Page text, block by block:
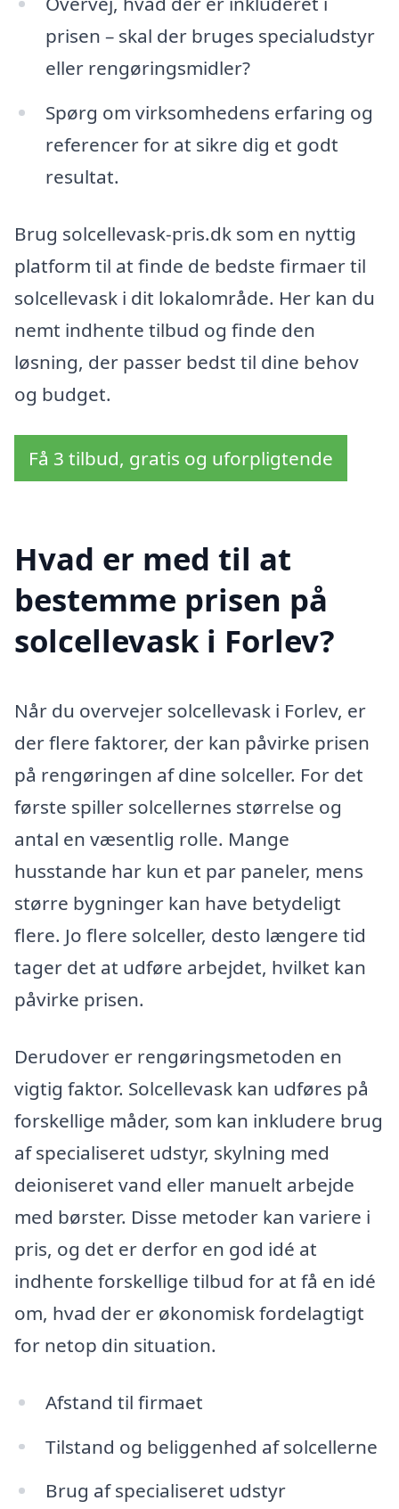
prisen – skal der bruges specialudstyr
eller rengøringsmidler?
Spørg om virksomhedens erfaring og
referencer for at sikre dig et godt
resultat.
Brug solcellevask-pris.dk som en nyttig
platform til at finde de bedste firmaer til
solcellevask i dit lokalområde. Her kan du
nemt indhente tilbud og finde den
løsning, der passer bedst til dine behov
og budget.
Få 3 tilbud, gratis og uforpligtende
Hvad er med til at
bestemme prisen på
solcellevask i Forlev?
Når du overvejer solcellevask i Forlev, er
der flere faktorer, der kan påvirke prisen
på rengøringen af dine solceller. For det
første spiller solcellernes størrelse og
antal en væsentlig rolle. Mange
husstande har kun et par paneler, mens
større bygninger kan have betydeligt
flere. Jo flere solceller, desto længere tid
tager det at udføre arbejdet, hvilket kan
påvirke prisen.
Derudover er rengøringsmetoden en
vigtig faktor. Solcellevask kan udføres på
forskellige måder, som kan inkludere brug
af specialiseret udstyr, skylning med
deioniseret vand eller manuelt arbejde
med børster. Disse metoder kan variere i
pris, og det er derfor en god idé at
indhente forskellige tilbud for at få en idé
om, hvad der er økonomisk fordelagtigt
for netop din situation.
Afstand til firmaet
Tilstand og beliggenhed af solcellerne
Brug af specialiseret udstyr